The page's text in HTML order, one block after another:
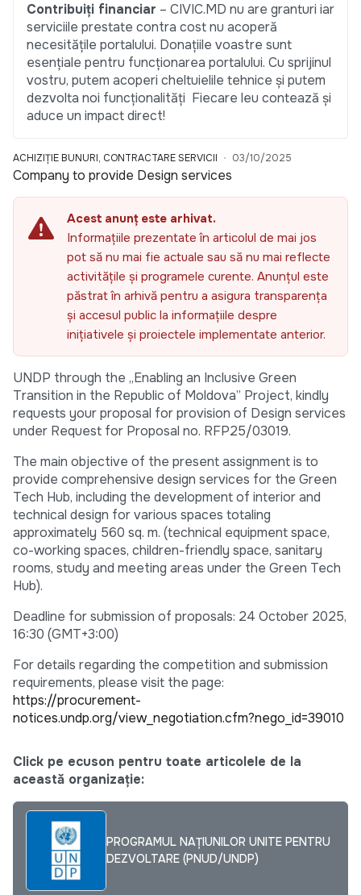
Contribuiți financiar – CIVIC.MD nu are granturi iar
serviciile prestate contra cost nu acoperă
necesitățile portalului. Donațiile voastre sunt
esențiale pentru funcționarea portalului. Cu sprijinul
vostru, putem acoperi cheltuielile tehnice și putem
dezvolta noi funcționalități Fiecare leu contează și
aduce un impact direct!
ACHIZIȚIE BUNURI, CONTRACTARE SERVICII 03/10/2025
Company to provide Design services
Acest anunț este arhivat.
Informațiile prezentate în articolul de mai jos
pot să nu mai fie actuale sau să nu mai reflecte
activitățile și programele curente. Anunțul este
păstrat în arhivă pentru a asigura transparența
și accesul public la informațiile despre
inițiativele și proiectele implementate anterior.
UNDP through the „Enabling an Inclusive Green
Transition in the Republic of Moldova” Project, kindly
requests your proposal for provision of Design services
under Request for Proposal no. RFP25/03019.
The main objective of the present assignment is to
provide comprehensive design services for the Green
Tech Hub, including the development of interior and
technical design for various spaces totaling
approximately 560 sq. m. (technical equipment space,
co-working spaces, children-friendly space, sanitary
rooms, study and meeting areas under the Green Tech
Hub).
Deadline for submission of proposals: 24 October 2025,
16:30 (GMT+3:00)
For details regarding the competition and submission
requirements, please visit the page:
https://procurement-
notices.undp.org/view_negotiation.cfm?nego_id=39010
Click pe ecuson pentru toate articolele de la
această organizație:
PROGRAMUL NAȚIUNILOR UNITE PENTRU
DEZVOLTARE (PNUD/UNDP)